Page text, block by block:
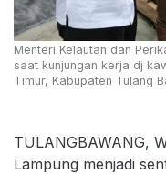
Menteri Kelautan dan
saat kunjungan kerja dj
Timur, Kabupaten Tulang
TULANGBAWANG,
Lampung menjadi